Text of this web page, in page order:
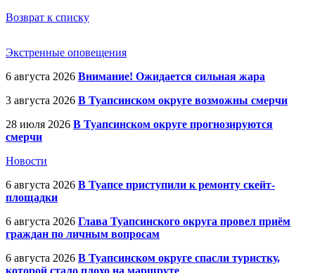
Возврат к списку
Экстренные оповещения
6 августа 2026 Внимание! Ожидается сильная жара
3 августа 2026 В Туапсинском округе возможны смерчи
28 июля 2026 В Туапсинском округе прогнозируются
смерчи
Новости
6 августа 2026 В Туапсе приступили к ремонту скейт-
площадки
6 августа 2026 Глава Туапсинского округа провел приём
граждан по личным вопросам
6 августа 2026 В Туапсинском округе спасли туристку,
которой стало плохо на маршруте